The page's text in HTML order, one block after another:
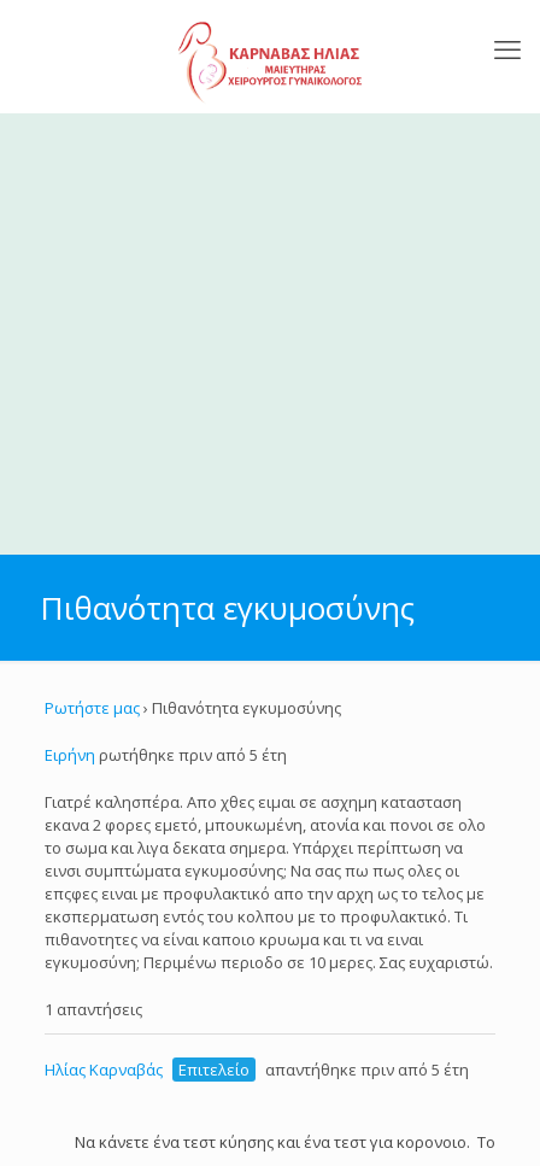
Πιθανότητα εγκυμοσύνης
Ρωτήστε μας› Πιθανότητα εγκυμοσύνης
Ειρήνη ρωτήθηκε πριν από 5 έτη
Γιατρέ καλησπέρα. Απο χθες ειμαι σε ασχημη κατασταση
εκανα 2 φορες εμετό, μπουκωμένη, ατονία και πονοι σε ολο
το σωμα και λιγα δεκατα σημερα. Υπάρχει περίπτωση να
εινσι συμπτώματα εγκυμοσύνης; Να σας πω πως ολες οι
επςφες ειναι με προφυλακτικό απο την αρχη ως το τελος με
εκσπερματωση εντός του κολπου με το προφυλακτικό. Τι
πιθανοτητες να είναι καποιο κρυωμα και τι να ειναι
εγκυμοσύνη; Περιμένω περιοδο σε 10 μερες. Σας ευχαριστώ.
1 απαντήσεις
Ηλίας Καρναβάς Επιτελείο απαντήθηκε πριν από 5 έτη
Να κάνετε ένα τεστ κύησης και ένα τεστ για κορονοιο. Το